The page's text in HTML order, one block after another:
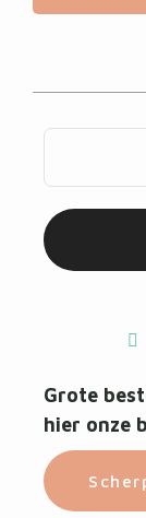
Grote
hier onze